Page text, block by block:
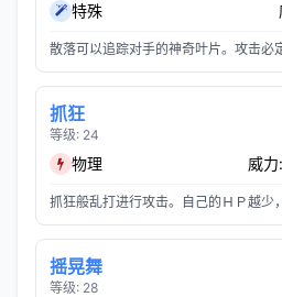
特殊
散落可以追踪对手的神奇叶片。攻击必
抓狂
等级: 24
物理 威
抓狂般乱打进行攻击。自己的ＨＰ越少
摇晃舞
等级: 28